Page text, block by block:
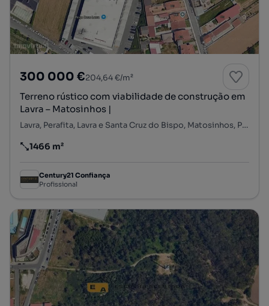
300 000 €204,64 €/m²
Terreno rústico com viabilidade de construção em
Lavra – Matosinhos |
Lavra, Perafita, Lavra e Santa Cruz do Bispo, Matosinhos, Porto
Preço por metro quadrado
1466 m²
Century21 Confiança
Profissional